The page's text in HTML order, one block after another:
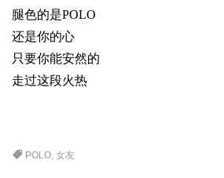
腿色的是POLO
还是你的心
只要你能安然的
走过这段火热
POLO,女友